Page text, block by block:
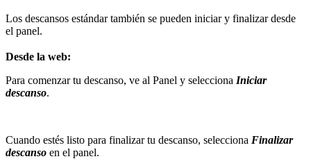
Los descansos estándar también se pueden iniciar y finalizar desde
el panel.
Desde la web:
Para comenzar tu descanso, ve al Panel y selecciona Iniciar
descanso.
Cuando estés listo para finalizar tu descanso, selecciona Finalizar
descanso en el panel.